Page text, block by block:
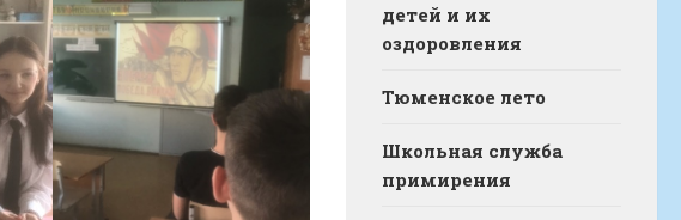
детей и их
оздоровления
Тюменское лето
Школьная служба
примирения